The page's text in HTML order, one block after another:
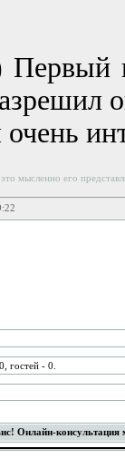
мысленно его
гостей - 0.
Онлайн-